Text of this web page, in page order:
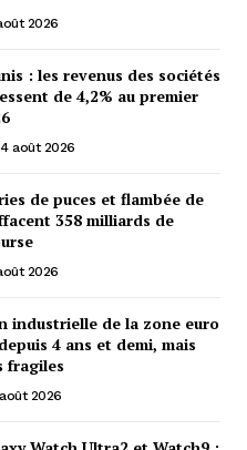
2026
: les revenus des sociétés
de 4,2% au premier
4 août 2026
de puces et flambée de
358 milliards de
2026
industrielle de la zone euro
4 ans et demi, mais
fragiles
2026